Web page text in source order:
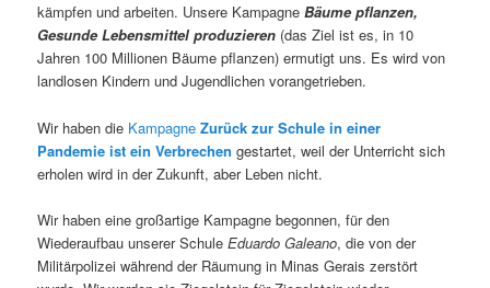
kämpfen und arbeiten. Unsere KampagneBäume pflanzen,
Gesunde Lebensmittel produzieren (das Ziel ist es, in 10
Jahren 100 Millionen Bäume pflanzen) ermutigt uns. Es wird von
landlosen Kindern und Jugendlichen vorangetrieben.
Wir haben die KampagneZurück zur Schule in einer
Pandemie ist ein Verbrechen gestartet, weil der Unterricht sich
erholen wird in der Zukunft, aber Leben nicht.
Wir haben eine großartige Kampagne begonnen, für den
Wiederaufbau unserer SchuleEduardo Galeano, die von der
Militärpolizei während der Räumung in Minas Gerais zerstört